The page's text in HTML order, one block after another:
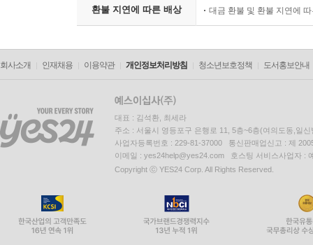
환불 지연에 따른 배상 대금 환불 및 환불 지연에
회사소개 인재채용 이용약관 개인정보처리방침 청소년보호정책 도서홍보안내
대표 : 김석환, 최세라
주소 : 서울시 영등포구 은행로 11, 5층~6층(여의도동,일신
사업자등록번호 : 229-81-37000 통신판매업신고 : 제
이메일 : yes24help@yes24.com 호스팅 서비스사업자 :
Copyright ⓒ YES24 Corp. All Rights Reserved.